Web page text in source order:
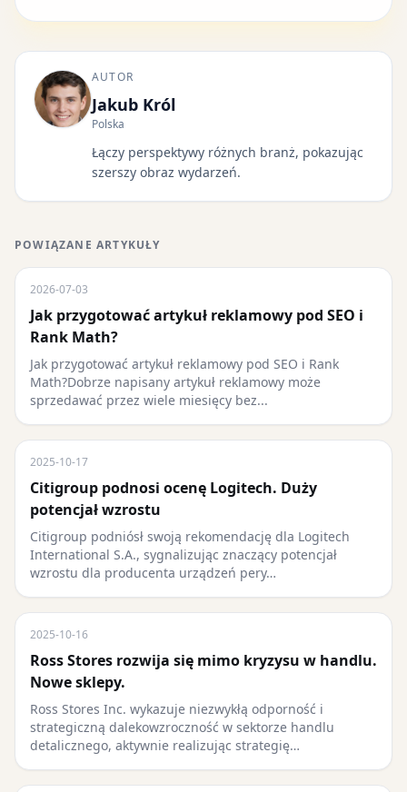
AUTOR
Jakub Król
Polska
Łączy perspektywy różnych branż, pokazując
szerszy obraz wydarzeń.
POWIĄZANE ARTYKUŁY
2026-07-03
Jak przygotować artykuł reklamowy pod SEO i
Rank Math?
Jak przygotować artykuł reklamowy pod SEO i Rank
Math?Dobrze napisany artykuł reklamowy może
sprzedawać przez wiele miesięcy bez...
2025-10-17
Citigroup podnosi ocenę Logitech. Duży
potencjał wzrostu
Citigroup podniósł swoją rekomendację dla Logitech
International S.A., sygnalizując znaczący potencjał
wzrostu dla producenta urządzeń pery…
2025-10-16
Ross Stores rozwija się mimo kryzysu w handlu.
Nowe sklepy.
Ross Stores Inc. wykazuje niezwykłą odporność i
strategiczną dalekowzroczność w sektorze handlu
detalicznego, aktywnie realizując strategię…